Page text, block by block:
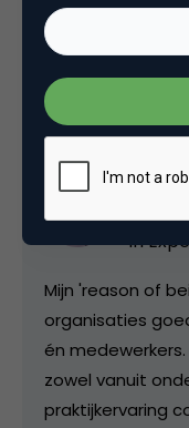
Deel dit artikel
Zanna
In
Mijn 'reason of
organisaties
én
zowel vanuit
praktijkervaring